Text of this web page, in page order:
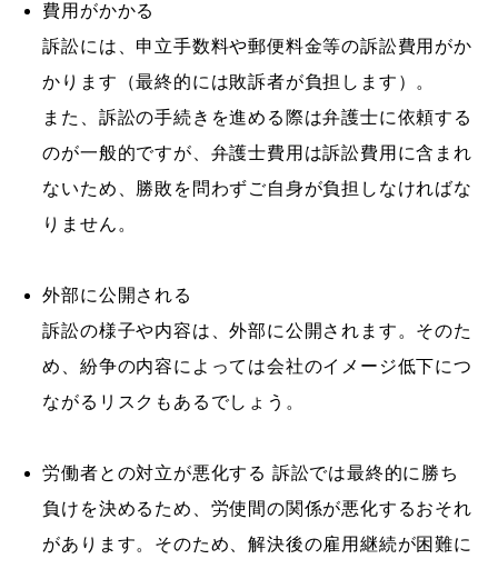
費用がかかる
訴訟には、申立手数料や郵便料金等の訴訟費用がか
かります（最終的には敗訴者が負担します）。
また、訴訟の手続きを進める際は弁護士に依頼する
のが一般的ですが、弁護士費用は訴訟費用に含まれ
ないため、勝敗を問わずご自身が負担しなければな
りません。
外部に公開される
訴訟の様子や内容は、外部に公開されます。そのた
め、紛争の内容によっては会社のイメージ低下につ
ながるリスクもあるでしょう。
労働者との対立が悪化する 訴訟では最終的に勝ち
負けを決めるため、労使間の関係が悪化するおそれ
があります。そのため、解決後の雇用継続が困難に